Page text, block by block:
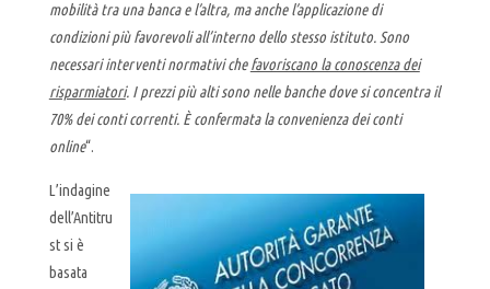
mobilità tra una banca e l’altra, ma anche l’applicazione di
condizioni più favorevoli all’interno dello stesso istituto. Sono
necessari interventi normativi chefavoriscano la conoscenza dei
risparmiatori. I prezzi più alti sono nelle banche dove si concentra il
70% dei conti correnti. È confermata laconvenienza dei conti
online“.
L’indagine
dell’Antitru
st si è
basata